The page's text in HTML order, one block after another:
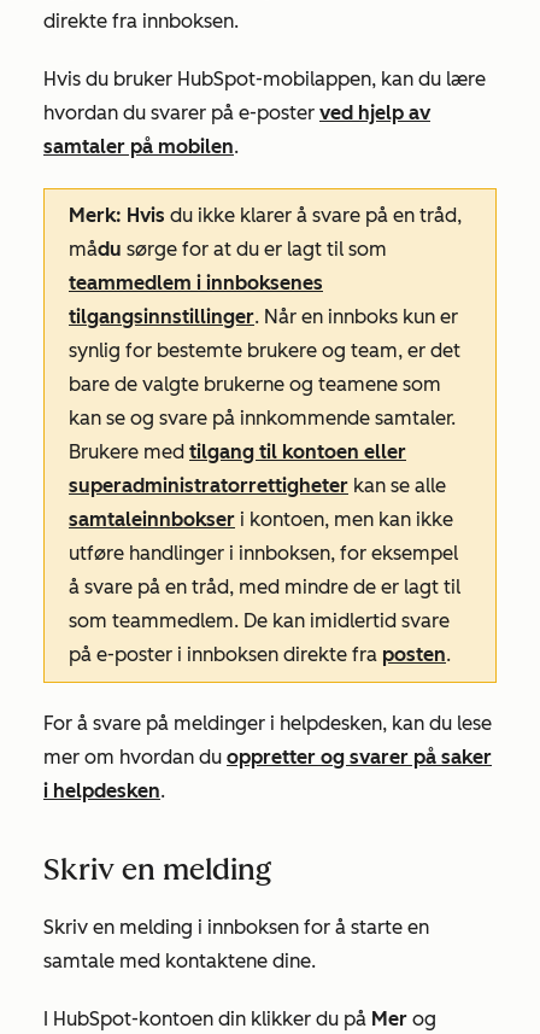
direkte fra innboksen.
Hvis du bruker HubSpot-mobilappen, kan du lære
hvordan du svarer på e-poster ved hjelp av
samtaler på mobilen.
Merk: Hvis du ikke klarer å svare på en tråd,
mådu sørge for at du er lagt til som
teammedlem i innboksenes
tilgangsinnstillinger. Når en innboks kun er
synlig for bestemte brukere og team, er det
bare de valgte brukerne og teamene som
kan se og svare på innkommende samtaler.
Brukere med tilgang til kontoen eller
superadministratorrettigheter kan se alle
samtaleinnbokser i kontoen, men kan ikke
utføre handlinger i innboksen, for eksempel
å svare på en tråd, med mindre de er lagt til
som teammedlem. De kan imidlertid svare
på e-poster i innboksen direkte fra posten.
For å svare på meldinger i helpdesken, kan du lese
mer om hvordan du oppretter og svarer på saker
i helpdesken.
Skriv en melding
Skriv en melding i innboksen for å starte en
samtale med kontaktene dine.
I HubSpot-kontoen din klikker du på Mer og